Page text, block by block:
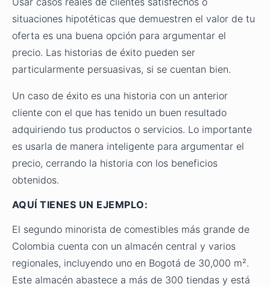
situaciones hipotéticas que demuestren el valor de tu
oferta es una buena opción para argumentar el
precio. Las historias de éxito pueden ser
particularmente persuasivas, si se cuentan bien.
Un caso de éxito es una historia con un anterior
cliente con el que has tenido un buen resultado
adquiriendo tus productos o servicios. Lo importante
es usarla de manera inteligente para argumentar el
precio, cerrando la historia con los beneficios
obtenidos.
AQUÍ TIENES UN EJEMPLO:
El segundo minorista de comestibles más grande de
Colombia cuenta con un almacén central y varios
regionales, incluyendo uno en Bogotá de 30,000 m².
Este almacén abastece a más de 300 tiendas y está